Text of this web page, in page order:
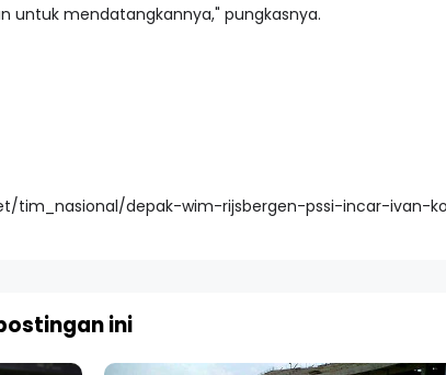
untuk mendatangkannya," pungkasnya.
tim_nasional/depak-wim-rijsbergen-pssi-incar-ivan-
ini